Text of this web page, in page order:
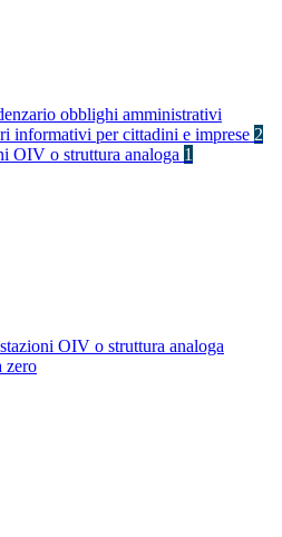
obblighi amministrativi
informativi per cittadini e imprese 2
OIV o struttura analoga 1
OIV o struttura analoga
zero